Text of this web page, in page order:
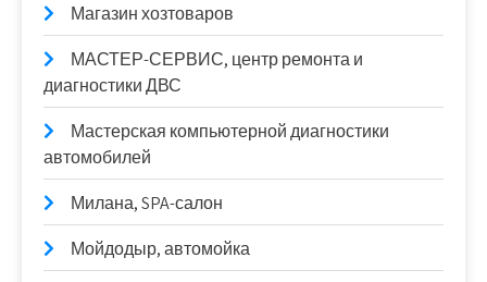
Магазин хозтоваров
МАСТЕР-СЕРВИС, центр ремонта и
диагностики ДВС
Мастерская компьютерной диагностики
автомобилей
Милана, SPA-салон
Мойдодыр, автомойка